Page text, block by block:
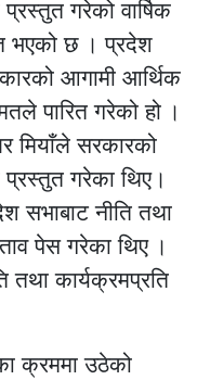
गरेको वार्षिक
भएको छ । प्रदेश
आगामी आर्थिक
पारित गरेको हो ।
मियाँले सरकारको
प्रस्तुत गरेका थिए।
सभाबाट नीति तथा
पेस गरेका थिए ।
तथा कार्यक्रमप्रति
क्रममा उठेको